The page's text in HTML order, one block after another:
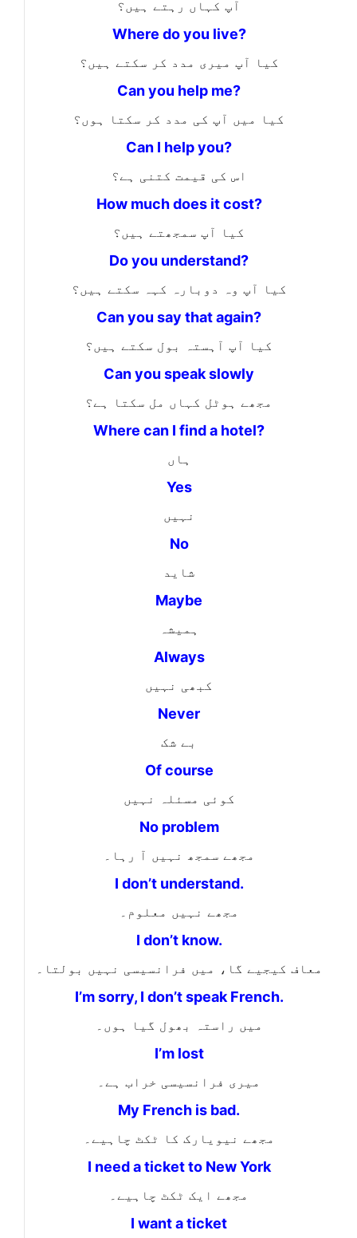
آپ کہاں رہتے ہیں؟
Where do you live?
کیا آپ میری مدد کر سکتے ہیں؟
Can you help me?
کیا میں آپ کی مدد کر سکتا ہوں؟
Can I help you?
اس کی قیمت کتنی ہے؟
How much does it cost?
کیا آپ سمجھتے ہیں؟
Do you understand?
کیا آپ وہ دوبارہ کہہ سکتے ہیں؟
Can you say that again?
کیا آپ آہستہ بول سکتے ہیں؟
Can you speak slowly
مجھے ہوٹل کہاں مل سکتا ہے؟
Where can I find a hotel?
ہاں
Yes
نہیں
No
شاید
Maybe
ہمیشہ
Always
کبھی نہیں
Never
بے شک
Of course
کوئی مسئلہ نہیں
No problem
مجھے سمجھ نہیں آ رہا۔
I don’t understand.
مجھے نہیں معلوم۔
I don’t know.
معاف کیجیے گا، میں فرانسیسی نہیں بولتا۔
I’m sorry, I don’t speak French.
میں راستہ بھول گیا ہوں۔
I’m lost
میری فرانسیسی خراب ہے۔
My French is bad.
مجھے نیویارک کا ٹکٹ چاہیے۔
I need a ticket to New York
مجھے ایک ٹکٹ چاہیے۔
I want a ticket